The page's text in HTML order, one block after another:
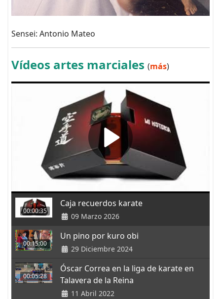
Sensei: Antonio Mateo
Vídeos artes marciales (más)
00:00:35
Caja recuerdos karate
09 Marzo 2026
00:15:00
Un pino por kuro obi
29 Diciembre 2024
00:05:28
Óscar Correa en la liga de karate en
Talavera de la Reina
11 Abril 2022